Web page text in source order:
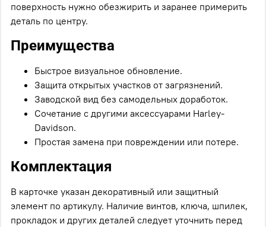
поверхность нужно обезжирить и заранее примерить
деталь по центру.
Преимущества
Быстрое визуальное обновление.
Защита открытых участков от загрязнений.
Заводской вид без самодельных доработок.
Сочетание с другими аксессуарами Harley-
Davidson.
Простая замена при повреждении или потере.
Комплектация
В карточке указан декоративный или защитный
элемент по артикулу. Наличие винтов, ключа, шпилек,
прокладок и других деталей следует уточнить перед